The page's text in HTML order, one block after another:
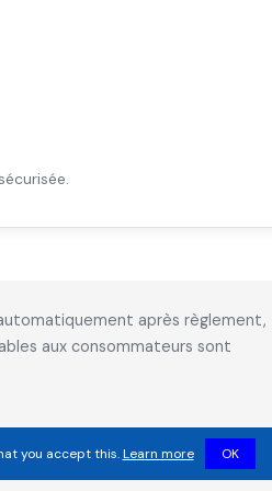
après règlement,
aux consommateurs sont
you accept this.Learn more OK